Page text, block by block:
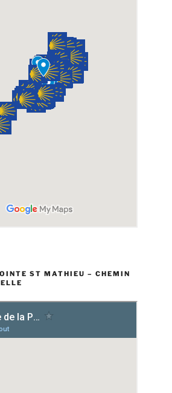
ST MATHIEU – CHEMIN